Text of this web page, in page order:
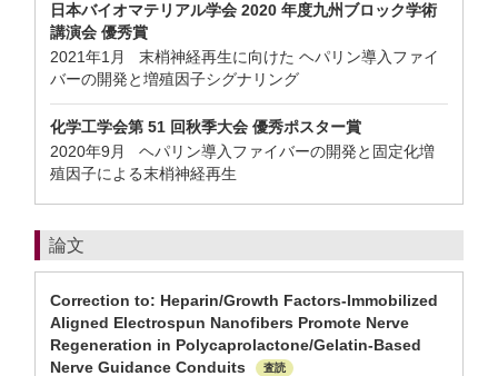
日本バイオマテリアル学会 2020 年度九州ブロック学術
講演会 優秀賞
2021年1月 末梢神経再生に向けた ヘパリン導入ファイ
バーの開発と増殖因子シグナリング
化学工学会第 51 回秋季大会 優秀ポスター賞
2020年9月 ヘパリン導入ファイバーの開発と固定化増
殖因子による末梢神経再生
論文
Correction to: Heparin/Growth Factors-Immobilized
Aligned Electrospun Nanofibers Promote Nerve
Regeneration in Polycaprolactone/Gelatin-Based
Nerve Guidance Conduits
査読